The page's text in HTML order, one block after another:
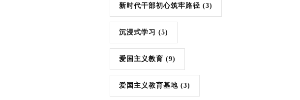
新时代干部初心筑牢路径 (3)
沉浸式学习 (5)
爱国主义教育 (9)
爱国主义教育基地 (3)